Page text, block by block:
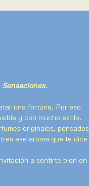
una fortuna. Por eso
y con mucho estilo.
originales, pensados
ese aroma que te dice
a sentirte bien en